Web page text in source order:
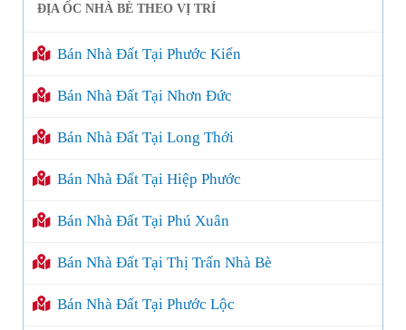
ĐỊA ỐC NHÀ BÈ THEO VỊ TRÍ
Bán Nhà Đất Tại Phước Kiển
Bán Nhà Đất Tại Nhơn Đức
Bán Nhà Đất Tại Long Thới
Bán Nhà Đất Tại Hiệp Phước
Bán Nhà Đất Tại Phú Xuân
Bán Nhà Đất Tại Thị Trấn Nhà Bè
Bán Nhà Đất Tại Phước Lộc